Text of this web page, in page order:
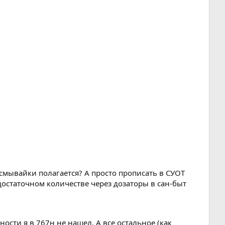
полагается? А просто прописать в СУОТ
количестве через дозаторы в сан-быт
я в 767н не нашел. А все остальное (как